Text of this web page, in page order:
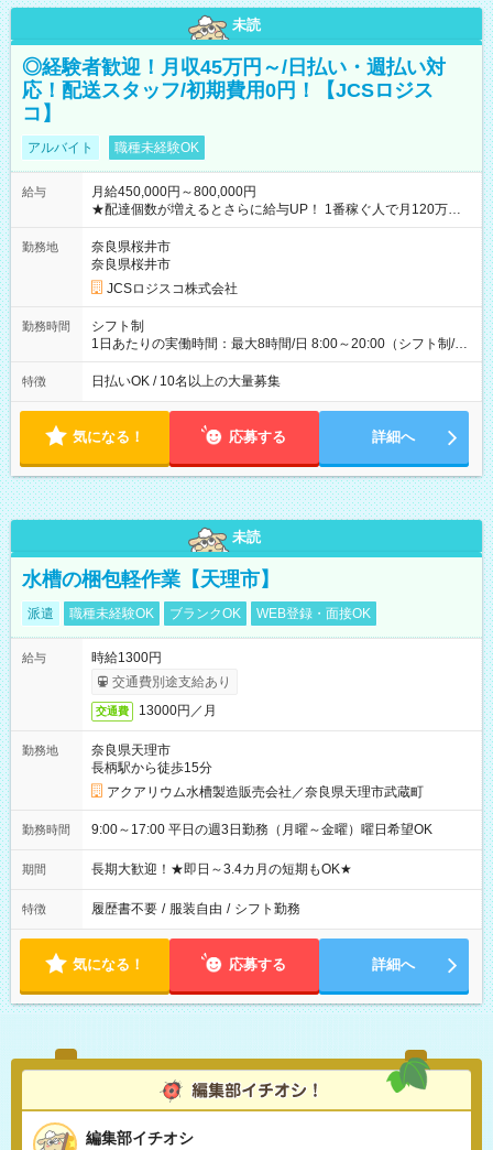
未読
◎経験者歓迎！月収45万円～/日払い・週払い対
応！配送スタッフ/初期費用0円！【JCSロジス
コ】
アルバイト 職種未経験OK
給与
月給450,000円～800,000円
★配達個数が増えるとさらに給与UP！ 1番稼ぐ人で月120万ほ
ど！ ・主要都市エリア 月収55万円／週5日稼働 月収65万~112
万円／週6日稼働 ・地方郊外エリア 月収40万円／週5日稼働 月
収40万円~50万円／週6日稼働 ＜モデルイメージ＞ ■月収50万
円 (27歳男性/江東区在住)※元建築関係 1日150個配達×25日勤務
(日休み) ■月収80万円(43歳男性/墨田区在住)※元営業 1日200個
勤務地
奈良県桜井市
奈良県桜井市
JCSロジスコ株式会社
勤務時間
シフト制
1日あたりの実働時間：最大8時間/日 8:00～20:00（シフト制/実
働8時間） ※週5日勤務（場所次第では週4も有り） ※配達状況
によって時間外での勤務可能性有り ※案件により多少の前後あ
特徴 日払いOK / 10名以上の大量募集
気になる！ 応募する 詳細へ
未読
水槽の梱包軽作業【天理市】
派遣 職種未経験OK ブランクOK WEB登録・面接OK
給与
時給1300円
交通費別途支給あり
交通費 13000円／月
勤務地
奈良県天理市
長柄駅から徒歩15分
アクアリウム水槽製造販売会社／奈良県天理市武蔵町
勤務時間 9:00～17:00 平日の週3日勤務（月曜～金曜）曜日希望OK
期間 長期大歓迎！★即日～3.4カ月の短期もOK★
特徴 履歴書不要 / 服装自由 / シフト勤務
気になる！ 応募する 詳細へ
編集部イチオシ